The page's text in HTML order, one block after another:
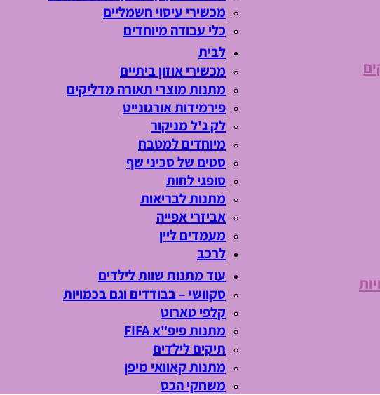
מכשירי עיסוי חשמליים
כלי עבודה מיוחדים
לבית
מכשירי אוזון ביתיים
מתנות מוצרי תאורה מדליקים
פירמידות אורגונייט
לק ג'ל מניקור
מיוחדים למטבח
סטים של סכיני שף
סופגי לחות
מתנות לבריאות
אביזרי אפייה
מעמדים ליין
לרכב
עוד מתנות שוות לילדים
סקוושי – בבודדים וגם בכמויות
קלפי טארוט
מתנות פיפ"א FIFA
תיקים לילדים
מתנות קאוואי מיפן
משחקי הכס